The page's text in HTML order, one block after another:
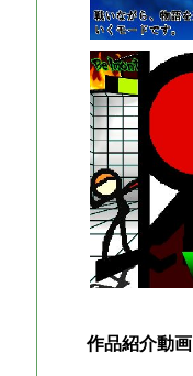
作品紹介動画